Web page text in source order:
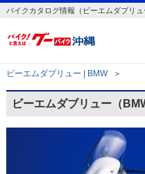
バイクカタログ情報（ビーエムダブリュ
ビーエムダブリュー | BMW ＞
ビーエムダブリュー（